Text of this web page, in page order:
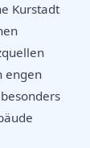
Kurstadt
engen